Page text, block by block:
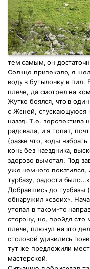
тем самым, он
Солнце припекало, я
воду в бутылочку и пил.
плече, да смотрел на
Жутко боялся, что в
с Женей, спускающуюся
назад. Т.е. перспектива
радовала, и я топал,
(разве что, воды
конь без наездника,
здорово вымотал. Под
уже немного покатился,
турбазу, радости
Добравшись до турбазы
обнаружил «своих».
утопал в таком-то
сторону, но, пройдя сто
плече, плюнул на это
столовой удивились
тут же предложили
мастерской.